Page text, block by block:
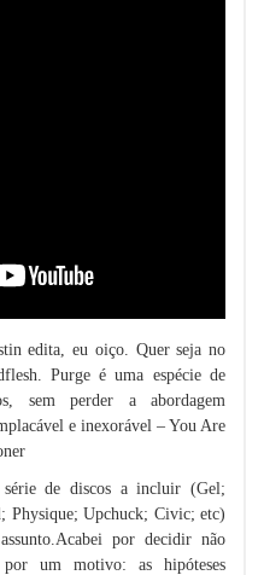
edita, eu oiço. Quer seja no
Purge é uma espécie de
sem perder a abordagem
e inexorável – You Are
de discos a incluir (Gel;
Physique; Upchuck; Civic; etc)
por decidir não
um motivo: as hipóteses